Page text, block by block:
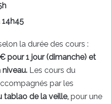
14h45
la durée des cours :
pour 1 jour (dimanche) et
Les cours du
par les
tablao de la veille, pour une